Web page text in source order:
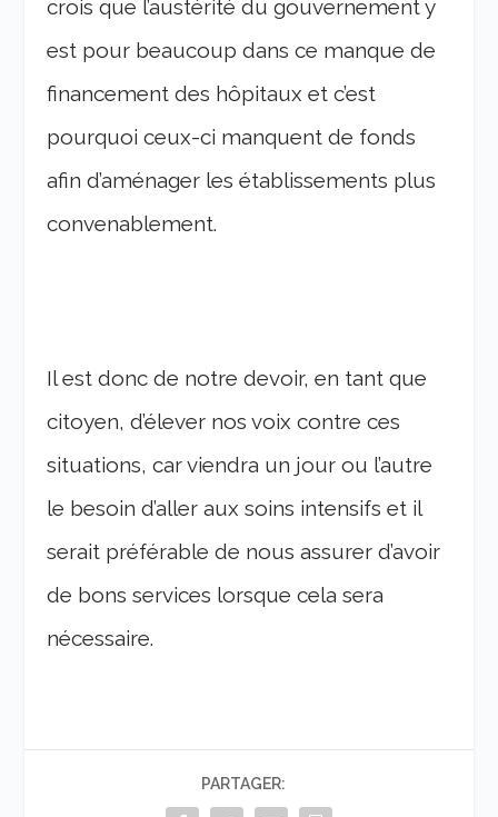
crois que l’austérité du gouvernement y
est pour beaucoup dans ce manque de
financement des hôpitaux et c’est
pourquoi ceux-ci manquent de fonds
afin d’aménager les établissements plus
convenablement.
Il est donc de notre devoir, en tant que
citoyen, d’élever nos voix contre ces
situations, car viendra un jour ou l’autre
le besoin d’aller aux soins intensifs et il
serait préférable de nous assurer d’avoir
de bons services lorsque cela sera
nécessaire.
PARTAGER: